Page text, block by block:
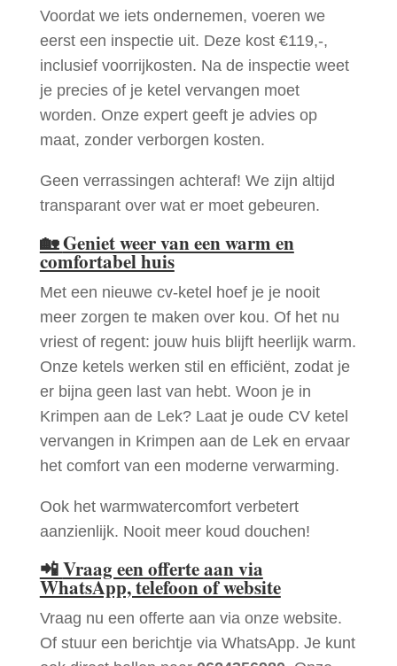
Voordat we iets ondernemen, voeren we
eerst een inspectie uit. Deze kost €119,-,
inclusief voorrijkosten. Na de inspectie weet
je precies of je ketel vervangen moet
worden. Onze expert geeft je advies op
maat, zonder verborgen kosten.
Geen verrassingen achteraf! We zijn altijd
transparant over wat er moet gebeuren.
🏡Geniet weer van een warm en
comfortabel huis
Met een nieuwe cv-ketel hoef je je nooit
meer zorgen te maken over kou. Of het nu
vriest of regent: jouw huis blijft heerlijk warm.
Onze ketels werken stil en efficiënt, zodat je
er bijna geen last van hebt. Woon je in
Krimpen aan de Lek? Laat je oude CV ketel
vervangen in Krimpen aan de Lek en ervaar
het comfort van een moderne verwarming.
Ook het warmwatercomfort verbetert
aanzienlijk. Nooit meer koud douchen!
📲Vraag een offerte aan via
WhatsApp, telefoon of website
Vraag nu een offerte aan via onze website.
Of stuur een berichtje via WhatsApp. Je kunt